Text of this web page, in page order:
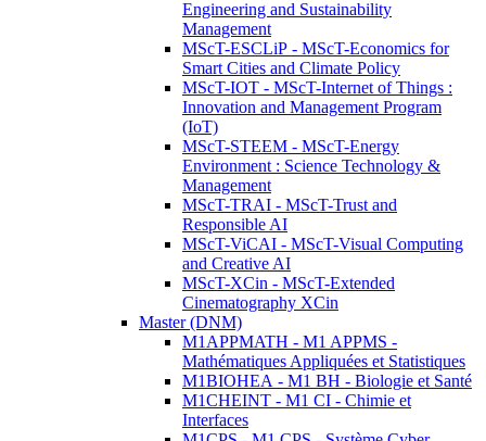
Engineering and Sustainability
Management
MScT-ESCLiP - MScT-Economics for
Smart Cities and Climate Policy
MScT-IOT - MScT-Internet of Things :
Innovation and Management Program
(IoT)
MScT-STEEM - MScT-Energy
Environment : Science Technology &
Management
MScT-TRAI - MScT-Trust and
Responsible AI
MScT-ViCAI - MScT-Visual Computing
and Creative AI
MScT-XCin - MScT-Extended
Cinematography XCin
Master (DNM)
M1APPMATH - M1 APPMS -
Mathématiques Appliquées et Statistiques
M1BIOHEA - M1 BH - Biologie et Santé
M1CHEINT - M1 CI - Chimie et
Interfaces